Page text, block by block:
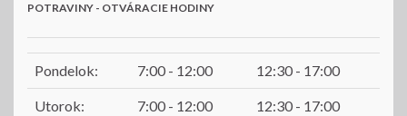
POTRAVINY - OTVÁRACIE HODINY
Pondelok: 7:00 - 12:00 12:30 - 17:00
Utorok: 7:00 - 12:00 12:30 - 17:00